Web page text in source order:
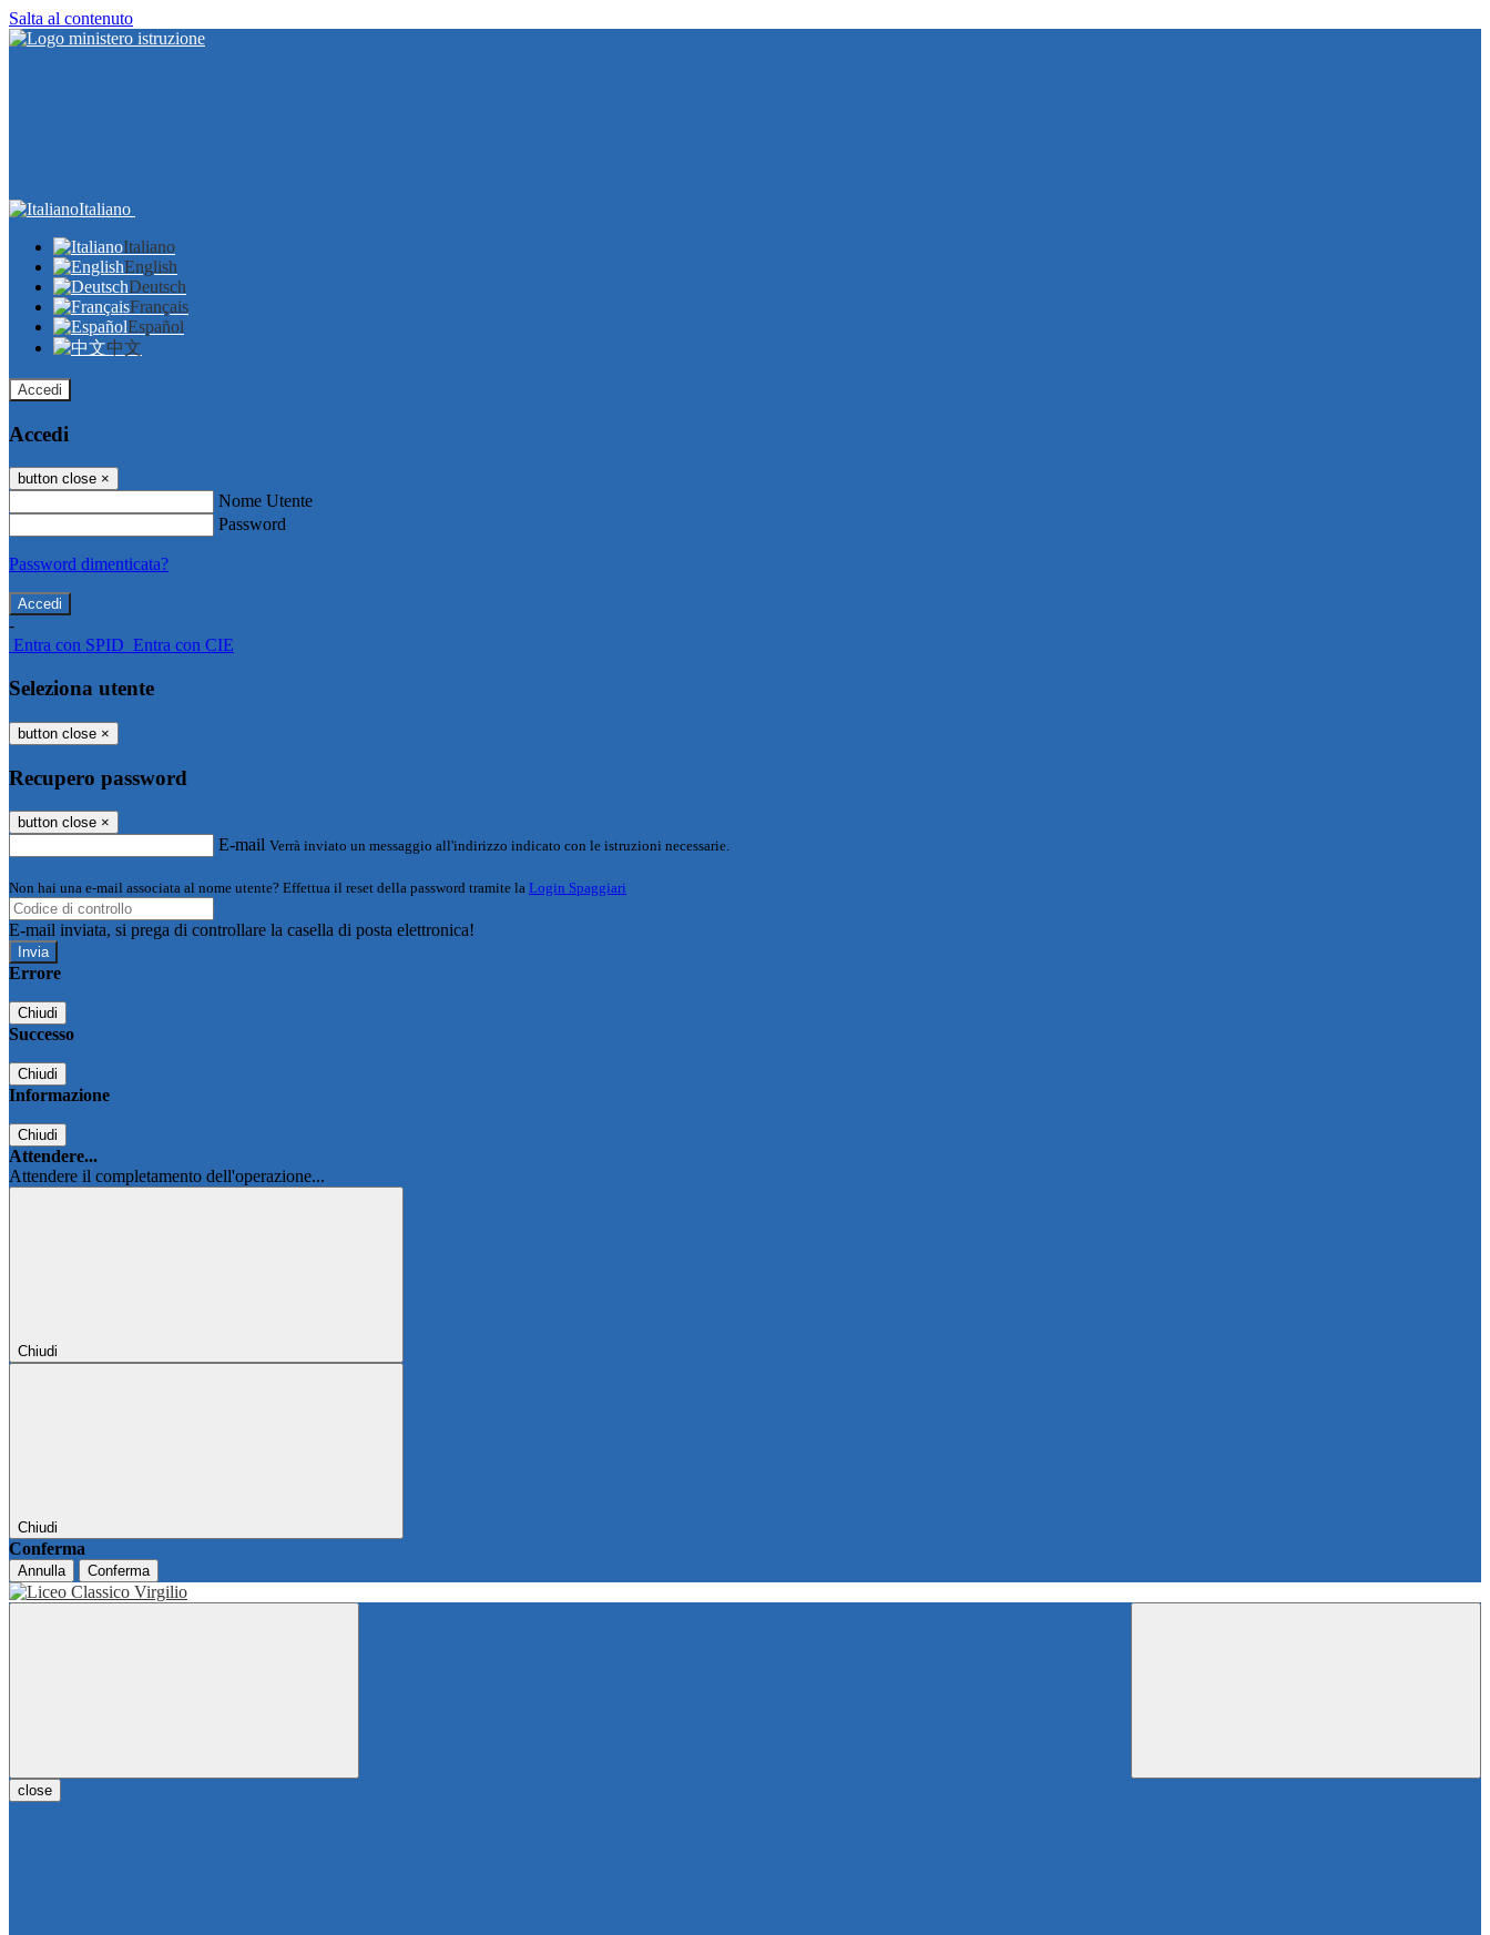
Salta al contenuto
Italiano
Italiano
English
Deutsch
Français
Español
中文
Accedi
Accedi
button close ×
Nome Utente
Password
Password dimenticata?
-
Entra con SPID Entra con CIE
Seleziona utente
button close ×
Recupero password
button close ×
E-mail Verrà inviato un messaggio all'indirizzo indicato con le istruzioni necessarie.
Non hai una e-mail associata al nome utente? Effettua il reset della password tramite la Login Spaggiari
E-mail inviata, si prega di controllare la casella di posta elettronica!
Errore
Chiudi
Successo
Chiudi
Informazione
Chiudi
Attendere...
Attendere il completamento dell'operazione...
Chiudi
Chiudi
Conferma
Annulla Conferma
close